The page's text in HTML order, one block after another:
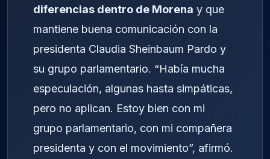
diferencias dentro de Morena y que
mantiene buena comunicación con la
presidenta Claudia Sheinbaum Pardo y
su grupo parlamentario. “Había mucha
especulación, algunas hasta simpáticas,
pero no aplican. Estoy bien con mi
grupo parlamentario, con mi compañera
presidenta y con el movimiento”, afirmó.